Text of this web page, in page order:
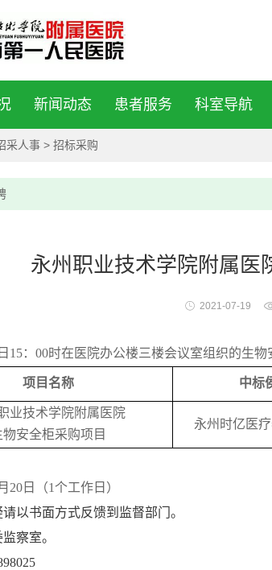
新闻动态 患者服务 科室导航
采人事 > 招标采购
永州职业技术学院附属医
2021-07-19
15：00时在医院办公楼三楼会议室组织的生物
项目 名称 中标
业技术学院附属医院
物安全柜采购项目
永州时亿医
20 日 （1个工作日）
以书面方式反馈到监督部门。
察室。